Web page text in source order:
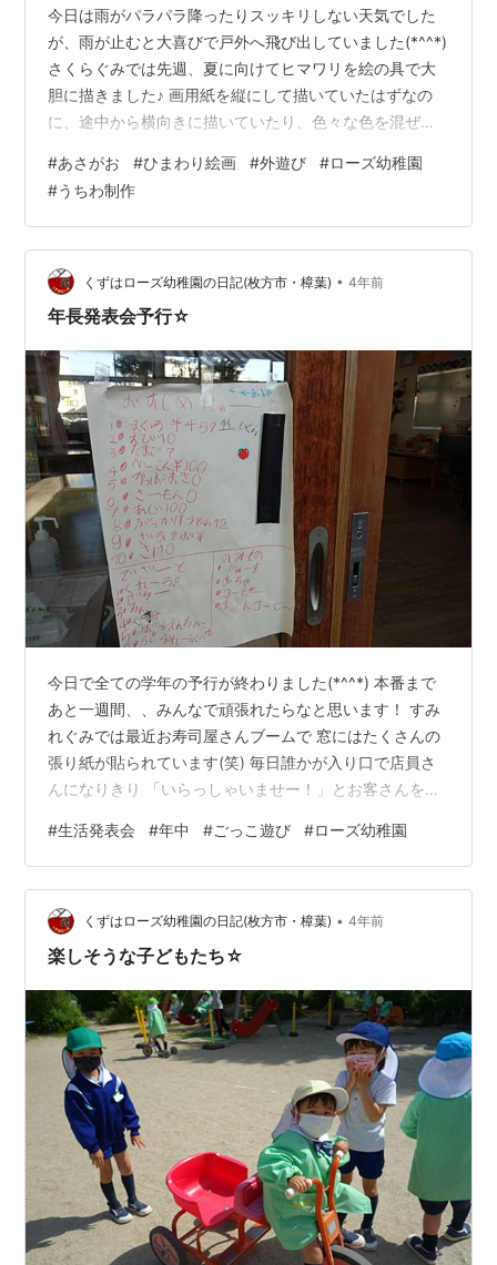
今日は雨がパラパラ降ったりスッキリしない天気でした
が、雨が止むと大喜びで戸外へ飛び出していました(*^^*)
さくらぐみでは先週、夏に向けてヒマワリを絵の具で大
胆に描きました♪ 画用紙を縦にして描いていたはずなの
に、途中から横向きに描いていたり、色々な色を混ぜて
く仕上がりました✿夏が待ち遠しいです♡ 外でお気に入
りの三輪車に乗っていいお顔(^^♪ お部屋で一緒に遊ぼ！
と誘い合っていた子達♪友達の輪も広がっています(^^)/
あやめさんのお友達は大きなアゲハ蝶を捕まえていまし
た！ みんなとても楽しそうです♡ 今日はからかさお化け
のうちわを作りま…
#あさがお #ひまわり絵画 #外遊び #ローズ幼稚園
#うちわ制作
くずはローズ幼稚園の日記(枚方市・樟葉) • 4年前
年長発表会予行☆
今日で全ての学年の予行が終わりました(*^^*) 本番まで
あと一週間、、みんなで頑張れたらなと思います！ すみ
れぐみでは最近お寿司屋さんブームで 窓にはたくさんの
張り紙が貼られています(笑) 毎日誰かが入り口で店員さ
んになりきり 「いらっしゃいませー！」とお客さんを呼
来てくれるようになったので 「飲み物作りたい！」「う
どんいるんちゃう？」 中には「配達行くからカバン作
る！」と次から次へとアイディアが溢れ、大忙しな子ど
も達(^^)/ これからどんな風に発展していくのか楽しみで
す♡ 憧れの年長さんの予行も見に行きました♪ 迫力ある
#生活発表会 #年中 #ごっこ遊び #ローズ幼稚園
くずはローズ幼稚園の日記(枚方市・樟葉) • 4年前
楽しそうな子どもたち☆